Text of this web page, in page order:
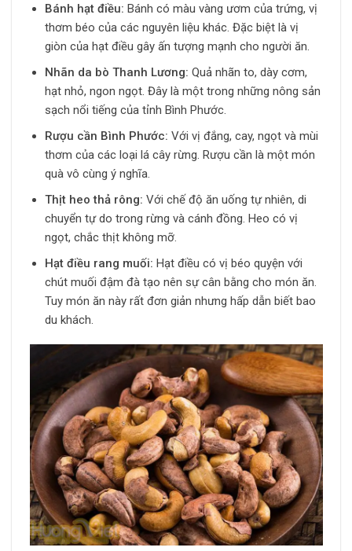
Bánh hạt điều: Bánh có màu vàng ươm của trứng, vị
thơm béo của các nguyên liệu khác. Đặc biệt là vị
giòn của hạt điều gây ấn tượng mạnh cho người ăn.
Nhãn da bò Thanh Lương: Quả nhãn to, dày cơm,
hạt nhỏ, ngon ngọt. Đây là một trong những nông sản
sạch nổi tiếng của tỉnh Bình Phước.
Rượu cần Bình Phước: Với vị đắng, cay, ngọt và mùi
thơm của các loại lá cây rừng. Rượu cần là một món
quà vô cùng ý nghĩa.
Thịt heo thả rông: Với chế độ ăn uống tự nhiên, di
chuyển tự do trong rừng và cánh đồng. Heo có vị
ngọt, chắc thịt không mỡ.
Hạt điều rang muối: Hạt điều có vị béo quyện với
chút muối đậm đà tạo nên sự cân bằng cho món ăn.
Tuy món ăn này rất đơn giản nhưng hấp dẫn biết bao
du khách.